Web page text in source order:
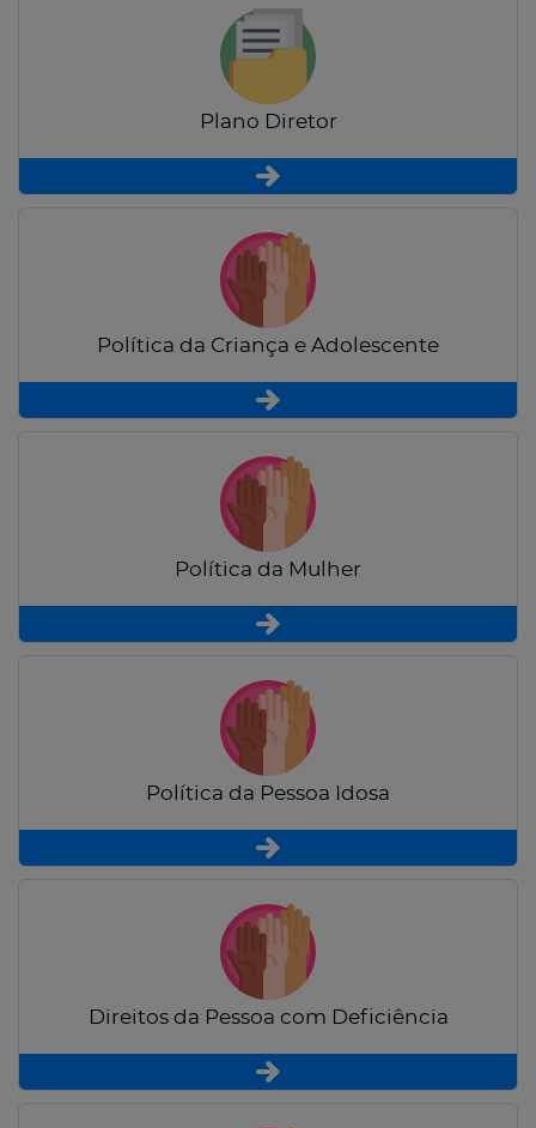
Plano Diretor
Política da Criança e Adolescente
Política da Mulher
Política da Pessoa Idosa
Direitos da Pessoa com Deficiência